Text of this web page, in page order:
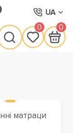
UA
0 0
матраци